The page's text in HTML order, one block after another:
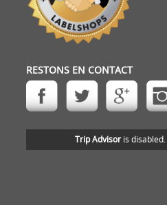
RESTONS EN CONTACT
Trip Advisoris disabled.